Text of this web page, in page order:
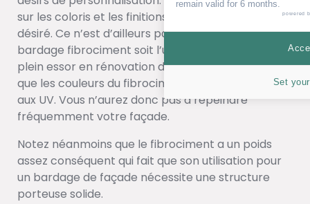
sur les coloris et les finitions pour avoir le rendu
désiré. Ce n’est d’ailleurs pas pour rien que le
bardage fibrociment soit l’une des solutions en
plein essor en rénovation de façade. D’autant plus
que les couleurs du fibrociment résistent très bien
aux UV. Vous n’aurez donc pas à repeindre
fréquemment votre façade.
Notez néanmoins que le fibrociment a un poids
assez conséquent qui fait que son utilisation pour
un bardage de façade nécessite une structure
porteuse solide.
remain valid for 6 months.
powered
Set